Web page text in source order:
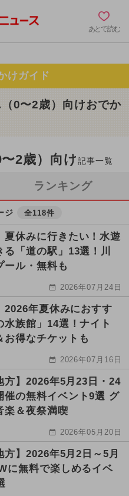
あとで読む
けガイド
0〜2歳）向けおでか
2歳）向け記事一覧
ランキング
ジ 全118件
夏休みに行きたい！水遊
る「道の駅」13選！川
ール・無料も
2026年07月24日
2026年夏休みにおすす
水族館」14選！ナイト
お得なチケットも
2026年07月16日
方】2026年5月23日・24
催の無料イベント9選 グ
楽＆夜祭満喫
2026年05月20日
方】2026年5月2日～5月
に無料で楽しめるイベ